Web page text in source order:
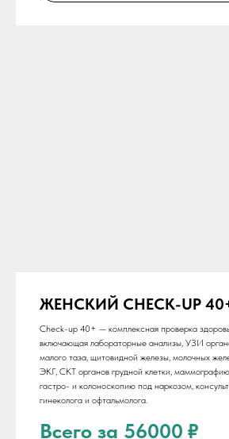
ЖЕНСКИЙ CHECK-UP
Сheck-up 40+ — комплексная проверка
включающая лабораторные анализы, УЗИ
малого таза, щитовидной железы, молочных
ЭКГ, СКТ органов грудной клетки,
гастро- и колоноскопию под наркозом,
гинеколога и офтальмолога.
Всего за 56000 ₽
Медицинский центр
«Доктор Плюс»
В медицинских центрах "Доктор Плюс"